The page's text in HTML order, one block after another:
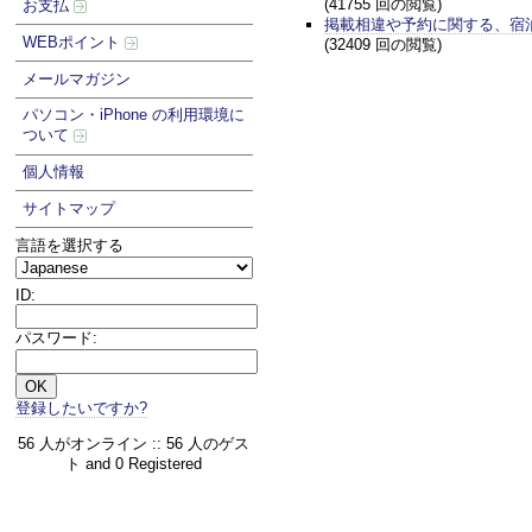
お支払
WEBポイント
メールマガジン
パソコン・iPhone の利用環境に
ついて
個人情報
サイトマップ
言語を選択する
ID:
パスワード:
登録したいですか?
56 人がオンライン :: 56 人のゲス
ト and 0 Registered
(41755 回の閲覧)
掲載相違や予約に関する、宿
(32409 回の閲覧)